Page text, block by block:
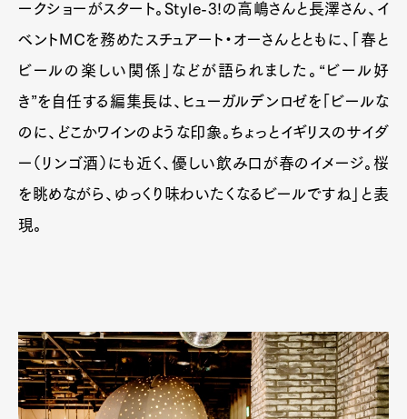
ークショーがスタート。Style-3!の高嶋さんと長澤さん、イ
ベントMCを務めたスチュアート・オーさんとともに、「春と
ビールの楽しい関係」などが語られました。“ビール好
き”を自任する編集長は、ヒューガルデンロゼを「ビールな
のに、どこかワインのような印象。ちょっとイギリスのサイダ
ー（リンゴ酒）にも近く、優しい飲み口が春のイメージ。桜
を眺めながら、ゆっくり味わいたくなるビールですね」と表
現。